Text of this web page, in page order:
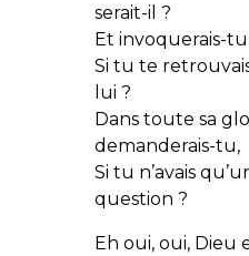
serait-il ?
Et invoquerais-tu
Si tu te
lui ?
Dans toute sa
demanderais-tu,
Si tu n’avais
question ?
Eh oui, oui, Dieu